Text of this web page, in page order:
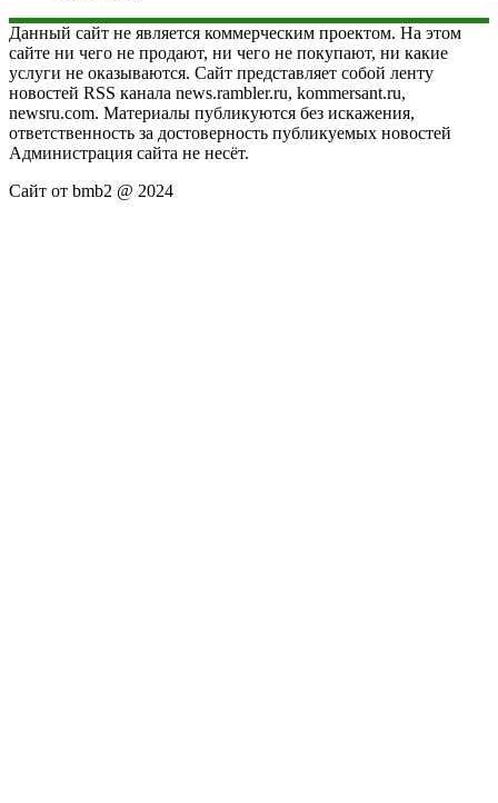
Данный сайт не является коммерческим проектом. На этом
сайте ни чего не продают, ни чего не покупают, ни какие
услуги не оказываются. Сайт представляет собой ленту
новостей RSS канала news.rambler.ru, kommersant.ru,
newsru.com. Материалы публикуются без искажения,
ответственность за достоверность публикуемых новостей
Администрация сайта не несёт.
Сайт от bmb2 @ 2024